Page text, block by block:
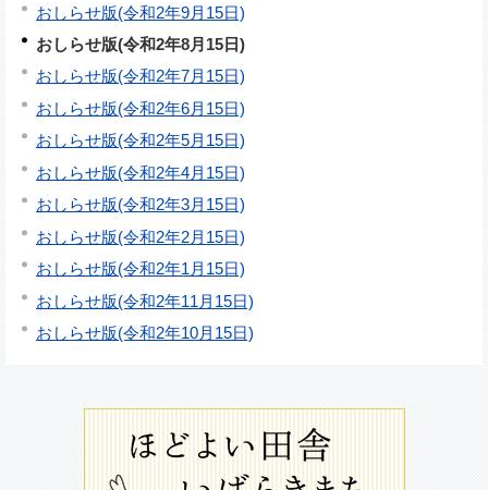
おしらせ版(令和2年9月15日)
おしらせ版(令和2年8月15日)
おしらせ版(令和2年7月15日)
おしらせ版(令和2年6月15日)
おしらせ版(令和2年5月15日)
おしらせ版(令和2年4月15日)
おしらせ版(令和2年3月15日)
おしらせ版(令和2年2月15日)
おしらせ版(令和2年1月15日)
おしらせ版(令和2年11月15日)
おしらせ版(令和2年10月15日)